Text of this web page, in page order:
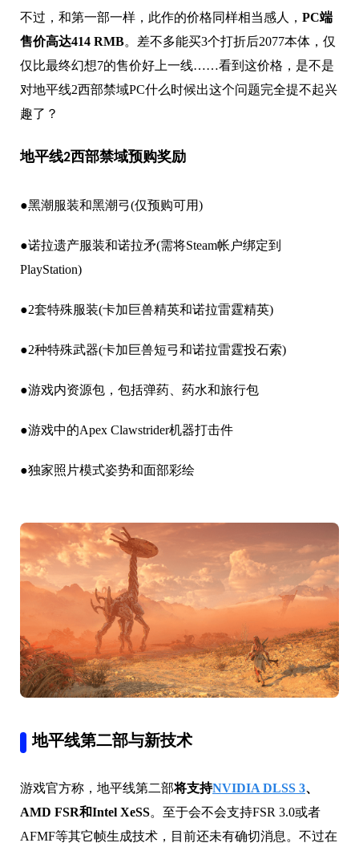
不过，和第一部一样，此作的价格同样相当感人， PC端
售价高达414 RMB。差不多能买3个打折后2077本体，仅
仅比最终幻想7的售价好上一线……看到这价格，是不是
对地平线2西部禁域PC什么时候出这个问题完全提不起兴
趣了？
地平线2西部禁域预购奖励
●黑潮服装和黑潮弓(仅预购可用)
●诺拉遗产服装和诺拉矛(需将Steam帐户绑定到
PlayStation)
●2套特殊服装(卡加巨兽精英和诺拉雷霆精英)
●2种特殊武器(卡加巨兽短弓和诺拉雷霆投石索)
●游戏内资源包，包括弹药、药水和旅行包
●游戏中的Apex Clawstrider机器打击件
●独家照片模式姿势和面部彩绘
地平线第二部与新技术
游戏官方称，地平线第二部将支持NVIDIA DLSS 3、
AMD FSR和Intel XeSS。至于会不会支持FSR 3.0或者
AFMF等其它帧生成技术，目前还未有确切消息。不过在